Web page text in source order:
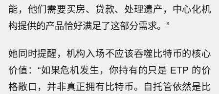
能，他们需要买房、贷款、处理遗产，中心化机
构提供的产品恰好满足了这部分需求。”
她同时提醒，机构入场不应该吞噬比特币的核心
价值：“如果危机发生，你持有的只是 ETP 的价
格敞口，并非真正拥有比特币。自托管依然是比